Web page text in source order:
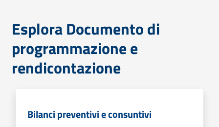
Esplora Documento di
programmazione e
rendicontazione
Bilanci preventivi e consuntivi